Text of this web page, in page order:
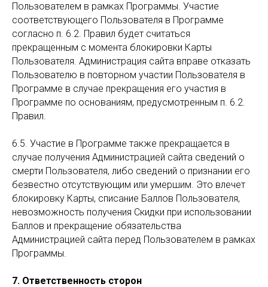
Пользователем в рамках Программы. Участие
соответствующего Пользователя в Программе
согласно п. 6.2. Правил будет считаться
прекращенным с момента блокировки Карты
Пользователя. Администрация сайта вправе отказать
Пользователю в повторном участии Пользователя в
Программе в случае прекращения его участия в
Программе по основаниям, предусмотренным п. 6.2.
Правил.
6.5. Участие в Программе также прекращается в
случае получения Администрацией сайта сведений о
смерти Пользователя, либо сведений о признании его
безвестно отсутствующим или умершим. Это влечет
блокировку Карты, списание Баллов Пользователя,
невозможность получения Скидки при использовании
Баллов и прекращение обязательства
Администрацией сайта перед Пользователем в рамках
Программы.
7. Ответственность сторон